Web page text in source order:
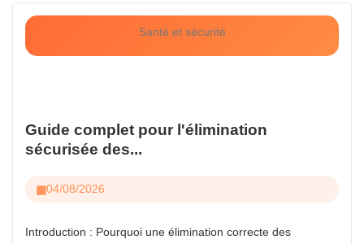
Santé et sécurité
Guide complet pour l'élimination
sécurisée des...
04/08/2026
Introduction : Pourquoi une élimination correcte des